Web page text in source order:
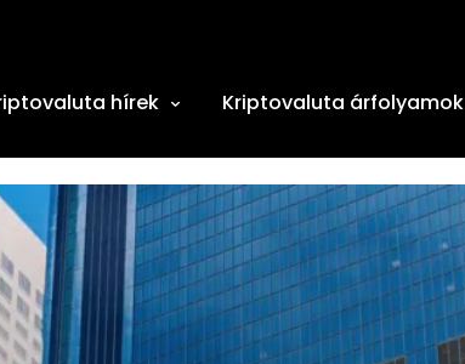
hírek Kriptovaluta árfolyamok